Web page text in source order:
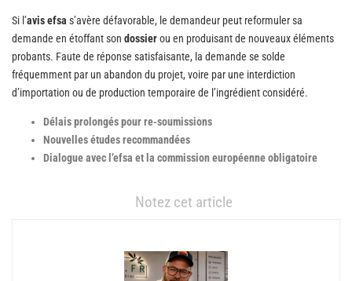
Si l’avis efsa s’avère défavorable, le demandeur peut reformuler sa
demande en étoffant son dossierou en produisant de nouveaux éléments
probants. Faute de réponse satisfaisante, la demande se solde
fréquemment par un abandon du projet, voire par une interdiction
d’importation ou de production temporaire de l’ingrédient considéré.
Délais prolongés pour re-soumissions
Nouvelles études recommandées
Dialogue avec l’efsa et la commission européenne obligatoire
Notez cet article